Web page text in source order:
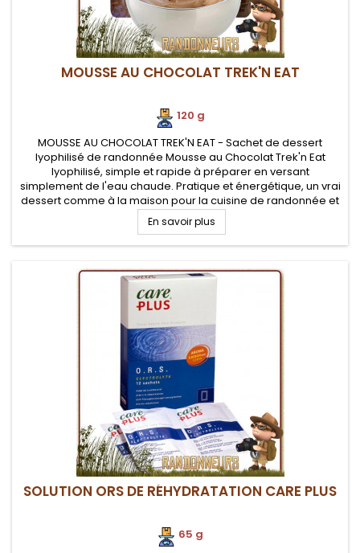
MOUSSE AU CHOCOLAT TREK'N EAT
120 g
MOUSSE AU CHOCOLAT TREK'N EAT - Sachet de dessert
lyophilisé de randonnée Mousse au Chocolat Trek'n Eat
lyophilisé, simple et rapide à préparer en versant
simplement de l'eau chaude. Pratique et énergétique, un vrai
dessert comme à la maison pour la cuisine de randonnée et
le bivouac léger.
En savoir plus
SOLUTION ORS DE RÉHYDRATATION CARE PLUS
65 g